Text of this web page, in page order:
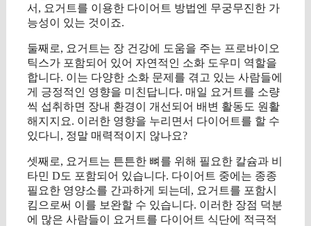
서, 요거트를 이용한 다이어트 방법엔 무궁무진한 가
능성이 있는 것이죠.
둘째로, 요거트는 장 건강에 도움을 주는 프로바이오
틱스가 포함되어 있어 자연적인 소화 도우미 역할을
합니다. 이는 다양한 소화 문제를 겪고 있는 사람들에
게 긍정적인 영향을 미친답니다. 매일 요거트를 소량
씩 섭취하면 장내 환경이 개선되어 배변 활동도 원활
해지지요. 이러한 영향을 누리면서 다이어트를 할 수
있다니, 정말 매력적이지 않나요?
셋째로, 요거트는 튼튼한 뼈를 위해 필요한 칼슘과 비
타민 D도 포함되어 있습니다. 다이어트 중에는 종종
필요한 영양소를 간과하게 되는데, 요거트를 포함시
킴으로써 이를 보완할 수 있습니다. 이러한 장점 덕분
에 많은 사람들이 요거트를 다이어트 식단에 적극적